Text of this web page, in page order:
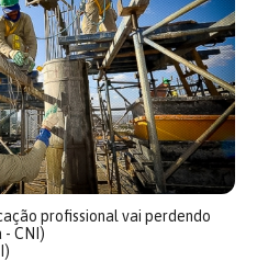
profissional vai perdendo
- CNI)